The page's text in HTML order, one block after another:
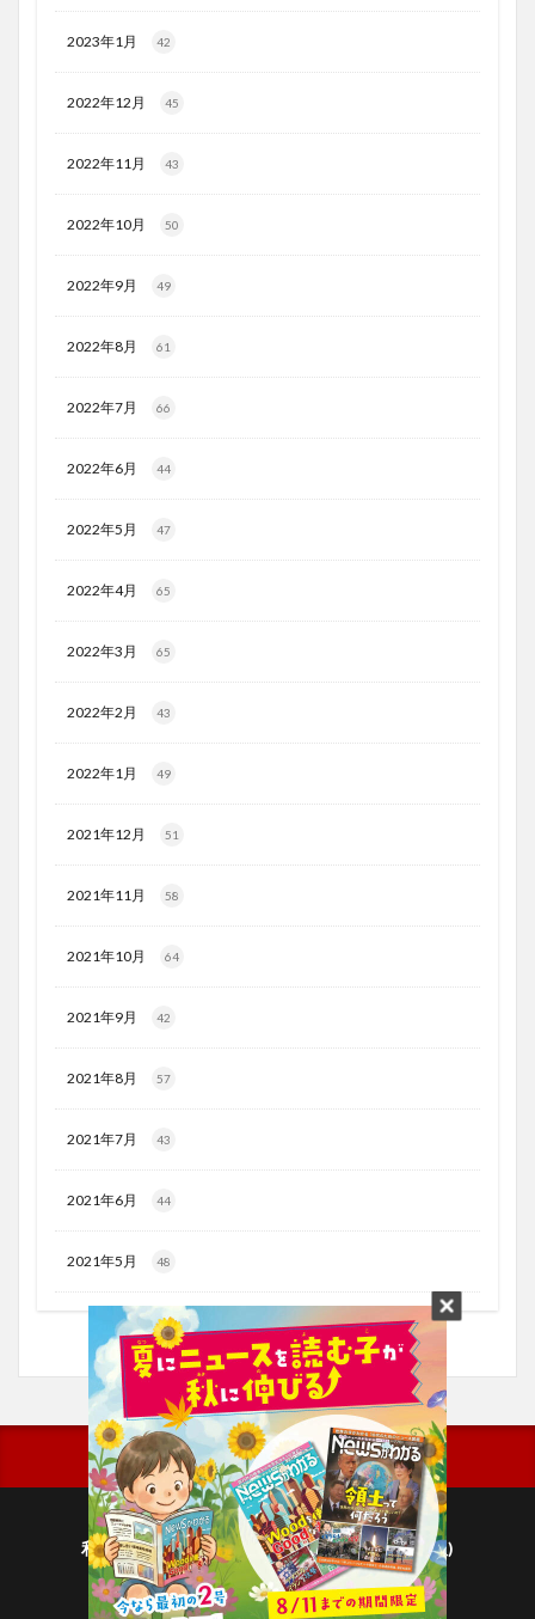
2023年1月 42
2022年12月 45
2022年11月 43
2022年10月 50
2022年9月 49
2022年8月 61
2022年7月 66
2022年6月 44
2022年5月 47
2022年4月 65
2022年3月 65
2022年2月 43
2022年1月 49
2021年12月 51
2021年11月 58
2021年10月 64
2021年9月 42
2021年8月 57
2021年7月 43
2021年6月 44
2021年5月 48
利用規約
プライバシーポリシー(毎日新聞出版)
個人情報について(毎日新聞社)